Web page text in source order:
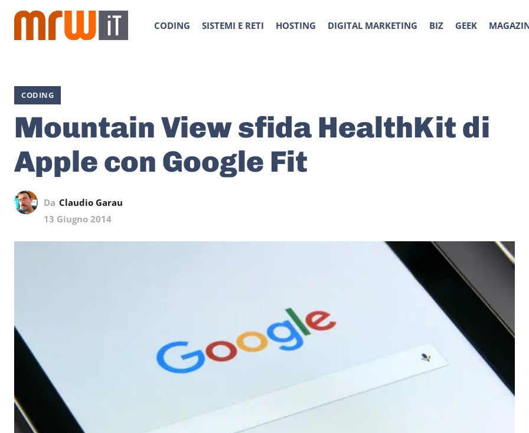
CODING SISTEMI E RETI HOSTING DIGITAL MARKETING BIZ GEEK
CODING
Mountain View sfida HealthKit di
Apple con Google Fit
Da Claudio Garau
13 Giugno 2014